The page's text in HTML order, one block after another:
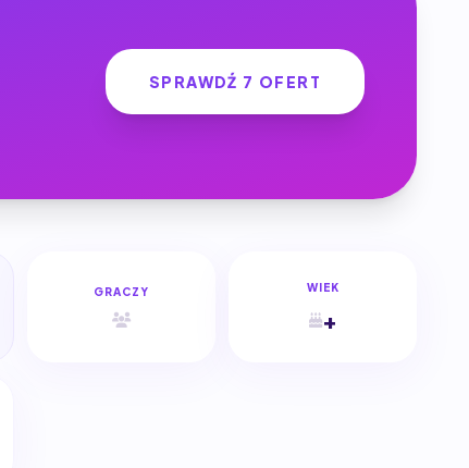
SPRAWDŹ 7 OFERT
GRACZY WIEK
+